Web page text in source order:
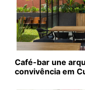
Café-bar une
convivência em